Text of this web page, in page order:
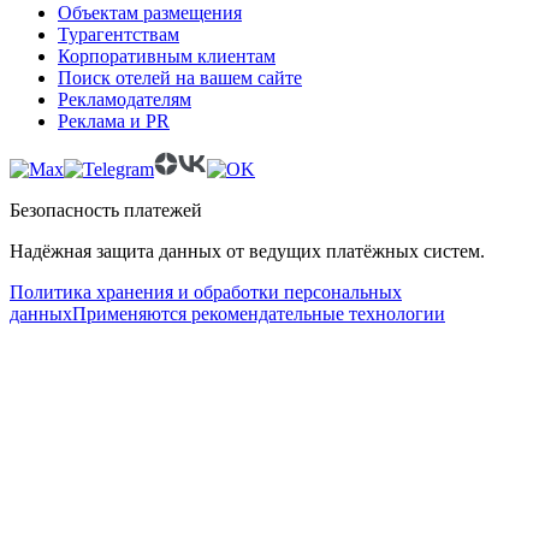
Объектам размещения
Турагентствам
Корпоративным клиентам
Поиск отелей на вашем сайте
Рекламодателям
Реклама и PR
Безопасность платежей
Надёжная защита данных от ведущих платёжных систем.
Политика хранения и обработки персональных
данныхПрименяются рекомендательные технологии